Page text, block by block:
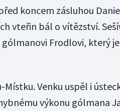
koncem zásluhou
vteřin bál o vítězství.
Frodlovi, který
Venku uspěl i
výkonu gólmana